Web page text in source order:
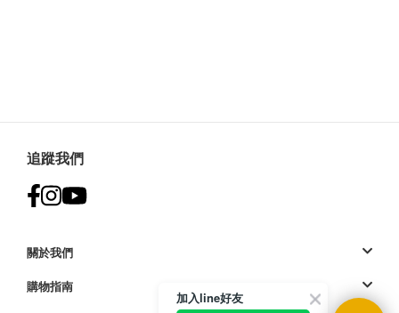
追蹤我們
關於我們
購物指南
加入line好友